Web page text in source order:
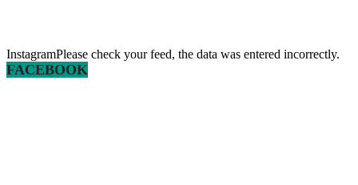
InstagramPlease check your feed, the data was entered incorrectly.
FACEBOOK